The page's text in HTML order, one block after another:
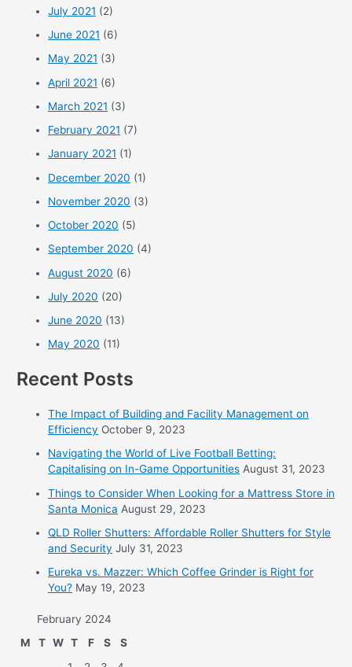
July 2021 (2)
June 2021 (6)
May 2021 (3)
April 2021 (6)
March 2021 (3)
February 2021 (7)
January 2021 (1)
December 2020 (1)
November 2020 (3)
October 2020 (5)
September 2020 (4)
August 2020 (6)
July 2020 (20)
June 2020 (13)
May 2020 (11)
Recent Posts
The Impact of Building and Facility Management on
Efficiency October 9, 2023
Navigating the World of Live Football Betting:
Capitalising on In-Game Opportunities August 31, 2023
Things to Consider When Looking for a Mattress Store in
Santa Monica August 29, 2023
QLD Roller Shutters: Affordable Roller Shutters for Style
and Security July 31, 2023
Eureka vs. Mazzer: Which Coffee Grinder is Right for
You? May 19, 2023
February 2024
M
T W T F S
S